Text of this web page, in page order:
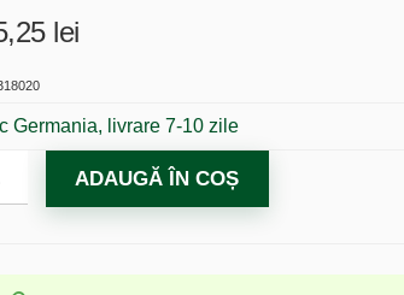
lei
Germania, livrare 7-10 zile
ADAUGĂ ÎN COȘ